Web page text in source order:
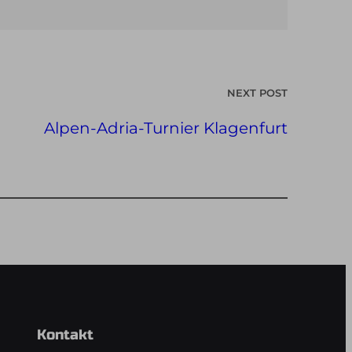
NEXT POST
Alpen-Adria-Turnier Klagenfurt
Kontakt